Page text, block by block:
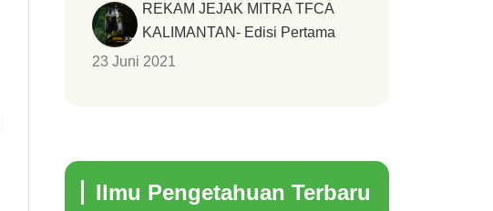
REKAM JEJAK MITRA TFCA
KALIMANTAN- Edisi Pertama
23 Juni 2021
Ilmu Pengetahuan Terbaru